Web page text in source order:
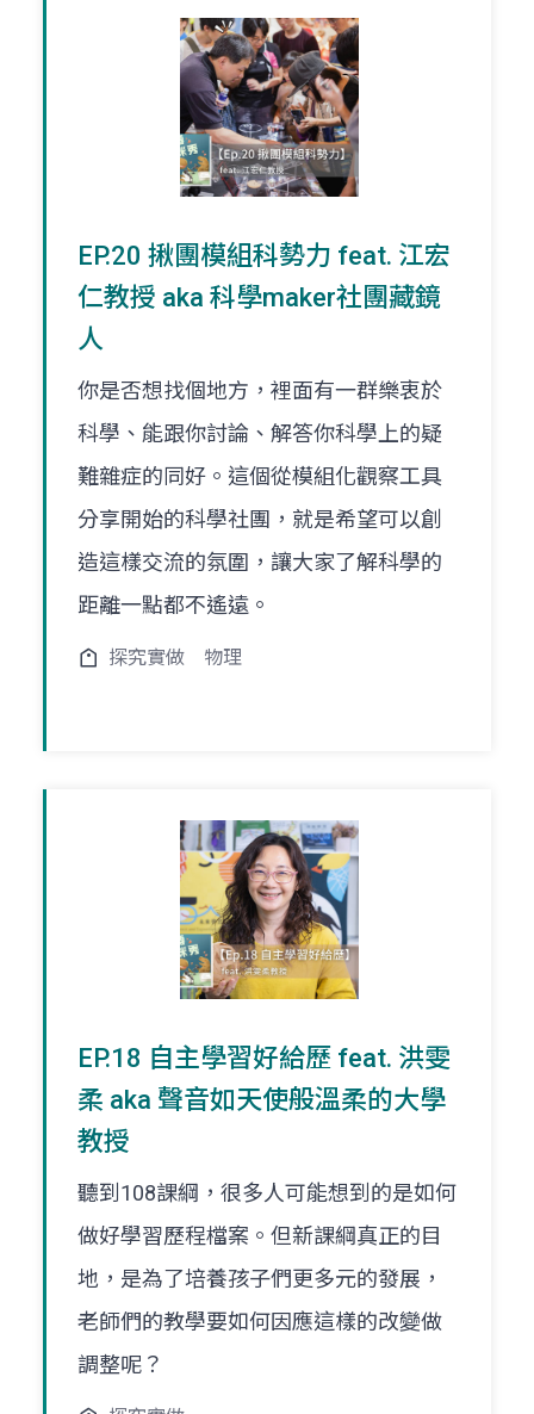
EP.20 揪團模組科勢力 feat. 江宏
仁教授 aka 科學maker社團藏鏡
人
你是否想找個地方，裡面有一群樂衷於
科學、能跟你討論、解答你科學上的疑
難雜症的同好。這個從模組化觀察工具
分享開始的科學社團，就是希望可以創
造這樣交流的氛圍，讓大家了解科學的
距離一點都不遙遠。
探究實做 物理
EP.18 自主學習好給歷 feat. 洪雯
柔 aka 聲音如天使般溫柔的大學
教授
聽到108課綱，很多人可能想到的是如何
做好學習歷程檔案。但新課綱真正的目
地，是為了培養孩子們更多元的發展，
老師們的教學要如何因應這樣的改變做
調整呢？